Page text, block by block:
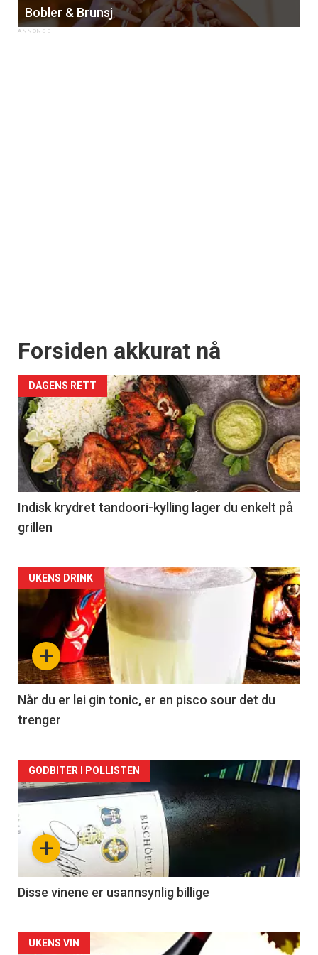
Bobler & Brunsj
Forsiden akkurat nå
DAGENS RETT
Indisk krydret tandoori-kylling lager du enkelt på
grillen
Forsiden
akkurat
nå
-
2
+
UKENS DRINK
Når du er lei gin tonic, er en pisco sour det du
trenger
Forsiden
akkurat
nå
3
+
GODBITER I POLLISTEN
Disse vinene er usannsynlig billige
Forsiden
UKENS VIN